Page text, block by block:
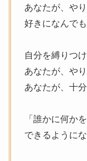
あなたが、や
好きになんで
自分を縛りつ
あなたが、や
あなたが、十
「誰かに何か
できるようにな